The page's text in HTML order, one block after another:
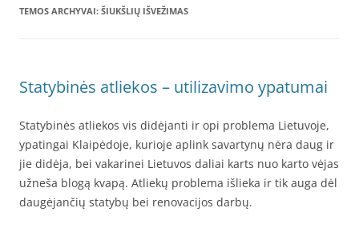
TEMOS ARCHYVAI: ŠIUKŠLIŲ IŠVEŽIMAS
Statybinės atliekos – utilizavimo ypatumai
Statybinės atliekos vis didėjanti ir opi problema Lietuvoje,
ypatingai Klaipėdoje, kurioje aplink savartynų nėra daug ir
jie didėja, bei vakarinei Lietuvos daliai karts nuo karto vėjas
užneša blogą kvapą. Atliekų problema išlieka ir tik auga dėl
daugėjančių statybų bei renovacijos darbų.